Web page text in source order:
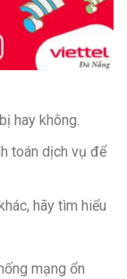
hay không.
toán dịch vụ để
hãy tìm hiểu
mạng ổn